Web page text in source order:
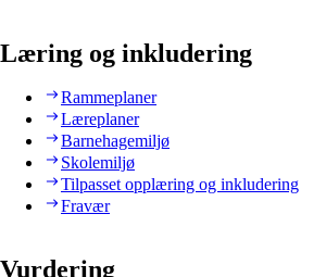
Læring og inkludering
Rammeplaner
Læreplaner
Barnehagemiljø
Skolemiljø
Tilpasset opplæring og inkludering
Fravær
Vurdering